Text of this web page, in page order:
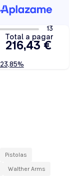
Pistolas
Walther Arms